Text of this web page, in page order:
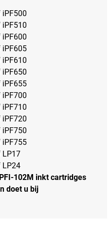
iPF500
iPF510
iPF600
iPF605
iPF610
iPF650
iPF655
iPF700
iPF710
iPF720
iPF750
iPF755
LP17
LP24
102M inkt cartridges
doet u bij